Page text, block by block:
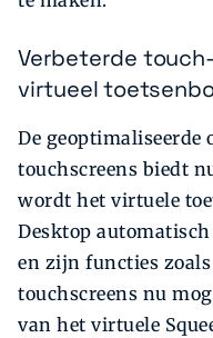
Verbeterde
virtueel
De geoptimaliseerde
touchscreens biedt
wordt het virtuele
Desktop
en zijn functies
touchscreens nu
van het virtuele